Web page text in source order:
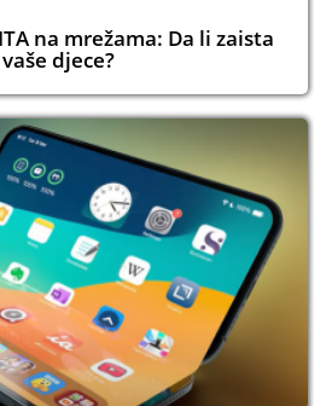
na mrežama: Da li zaista
djece?